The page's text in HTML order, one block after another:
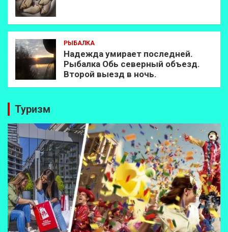
РЫБАЛКА
Надежда умирает последней.
Рыбалка Обь северный объезд.
Второй выезд в ночь.
Туризм